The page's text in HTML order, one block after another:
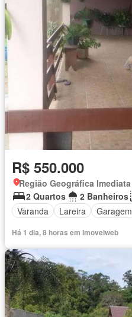
R$ 550.000
2 Quartos
2 Banheiros
Varanda
Lareira Garagem
Há 1 dia, 8 horas em Imovelweb